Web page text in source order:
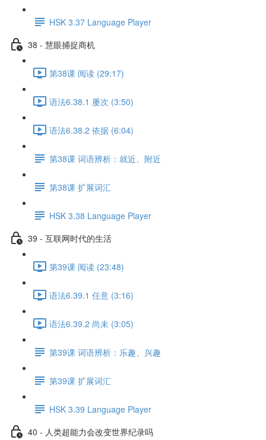
HSK 3.37 Language Player
38 - 慧眼捕捉商机
第38课 阅读 (29:17)
语法6.38.1 屡次 (3:50)
语法6.38.2 依据 (6:04)
第38课 词语辨析：就近、附近
第38课 扩展词汇
HSK 3.38 Language Player
39 - 互联网时代的生活
第39课 阅读 (23:48)
语法6.39.1 任意 (3:16)
语法6.39.2 尚未 (3:05)
第39课 词语辨析：乐趣、兴趣
第39课 扩展词汇
HSK 3.39 Language Player
40 - 人类超能力会改变世界纪录吗